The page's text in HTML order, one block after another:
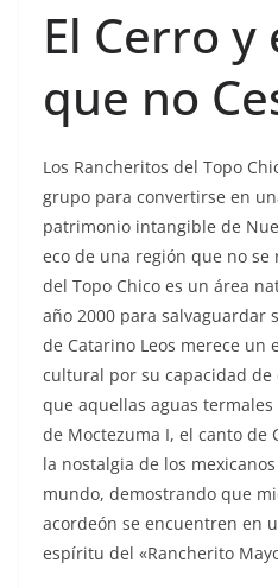
El Cerro y
que no
Los Rancheritos del Topo
grupo para convertirse en
patrimonio intangible de
eco de una región que no se
del Topo Chico es un área
año 2000 para salvaguardar
de Catarino Leos merece un
cultural por su capacidad de
que aquellas aguas
de Moctezuma I, el canto de
la nostalgia de los
mundo, demostrando que
acordeón se encuentren en
espíritu del «Rancherito